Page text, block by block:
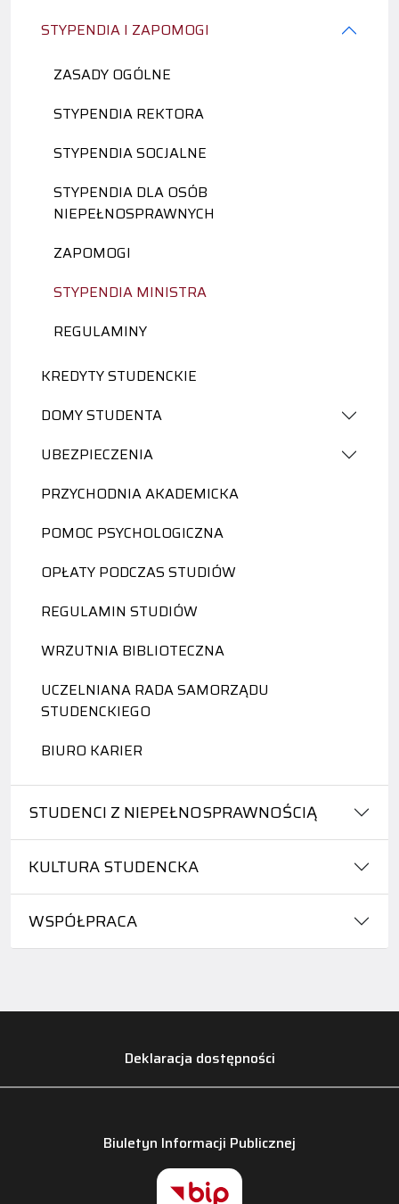
STYPENDIA I ZAPOMOGI
ZASADY OGÓLNE
STYPENDIA REKTORA
STYPENDIA SOCJALNE
STYPENDIA DLA OSÓB
NIEPEŁNOSPRAWNYCH
ZAPOMOGI
STYPENDIA MINISTRA
REGULAMINY
KREDYTY STUDENCKIE
DOMY STUDENTA
UBEZPIECZENIA
PRZYCHODNIA AKADEMICKA
POMOC PSYCHOLOGICZNA
OPŁATY PODCZAS STUDIÓW
REGULAMIN STUDIÓW
WRZUTNIA BIBLIOTECZNA
UCZELNIANA RADA SAMORZĄDU
STUDENCKIEGO
BIURO KARIER
STUDENCI Z NIEPEŁNOSPRAWNOŚCIĄ
KULTURA STUDENCKA
WSPÓŁPRACA
Deklaracja dostępności
Biuletyn Informacji Publicznej